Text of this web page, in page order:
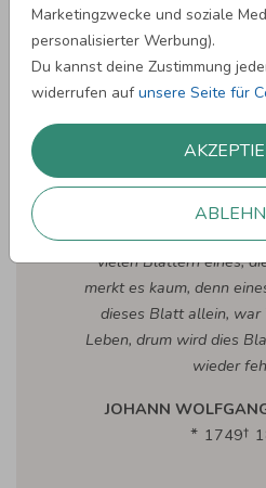
Marketingzwecke und soziale
personalisierter Werbung).
Du kannst deine Zustimmung
widerrufen aufunsere Seite für
THEODORET
393
Es weht der Wind ein
vielen Blättern eines,
merkt es kaum, denn
dieses Blatt allein, war
Leben, drum wird dies
wieder
JOHANN
1749